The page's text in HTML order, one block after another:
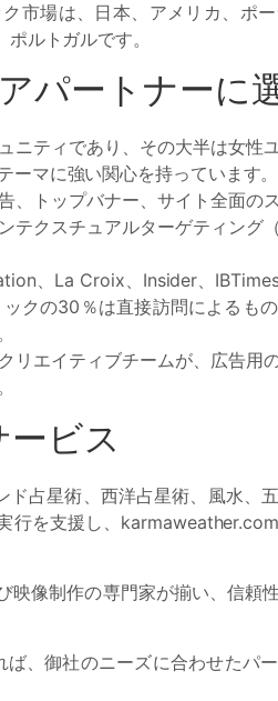
市場は、日本、アメリカ、ポ
ルトガルです。
パートナーに
ニティであり、その大半は女性
マに強い関心を持っています。
、トップバナー、サイト全面の
テクスチュアルターゲティング
、La Croix、Insider、
クの30％は直接訪問によるも
リエイティブチームが、広告用
ービス
占星術、西洋占星術、風水、
行を支援し、
映像制作の専門家が揃い、信頼
ば、御社のニーズに合わせたパ